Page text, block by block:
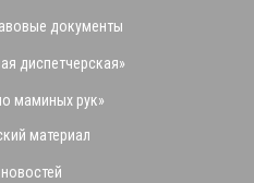
документы
диспетчерская»
маминых рук»
материал